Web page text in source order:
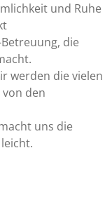
und Ruhe
die
werden die vielen
den
uns die